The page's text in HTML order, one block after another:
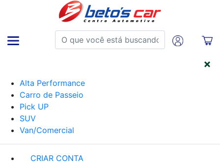
Alta Performance
Carro de Passeio
Pick UP
SUV
Van/Comercial
CRIAR CONTA